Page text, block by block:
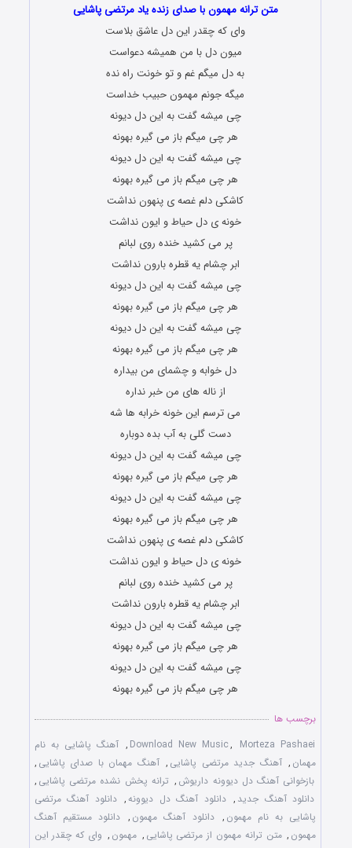
متن ترانه مهمون با صدای زنده یاد مرتضی پاشایی
وای که چقدر این دل عاشق بلاست
میون دل با من همیشه دعواست
به دل میگم غم و تو خونت راه نده
میگه جونم مهمون حبیب خداست
چی میشه گفت به این دل دیونه
هر چی میگم باز می گیره بهونه
چی میشه گفت به این دل دیونه
هر چی میگم باز می گیره بهونه
کاشکی دلم غصه ی پنهون نداشت
خونه ی دل حیاط و ایون نداشت
پر می کشید خنده روی لبانم
ابر چشام یه قطره بارون نداشت
چی میشه گفت به این دل دیونه
هر چی میگم باز می گیره بهونه
چی میشه گفت به این دل دیونه
هر چی میگم باز می گیره بهونه
دل خوابه و چشمای من بیداره
از ناله های من خبر نداره
می ترسم این خونه خرابه ها شه
دست گلی به آب بده دوباره
چی میشه گفت به این دل دیونه
هر چی میگم باز می گیره بهونه
چی میشه گفت به این دل دیونه
هر چی میگم باز می گیره بهونه
کاشکی دلم غصه ی پنهون نداشت
خونه ی دل حیاط و ایون نداشت
پر می کشید خنده روی لبانم
ابر چشام یه قطره بارون نداشت
چی میشه گفت به این دل دیونه
هر چی میگم باز می گیره بهونه
چی میشه گفت به این دل دیونه
هر چی میگم باز می گیره بهونه
برچسب ها
Download New Music, Morteza Pashaei
, آهنگ پاشایی به نام
مهمان , آهنگ جدید مرتضی پاشایی , آهنگ مهمان با صدای پاشایی ,
بازخوانی آهنگ دل دیوونه داریوش , ترانه پخش نشده مرتضی پاشایی ,
دانلود آهنگ جدید , دانلود آهنگ دل دیوونه, دانلود آهنگ مرتضی
پاشایی به نام مهمون , دانلود آهنگ مهمون , دانلود مستقیم آهنگ
مهمون , متن ترانه مهمون از مرتضی پاشایی , مهمون , وای که چقدر این